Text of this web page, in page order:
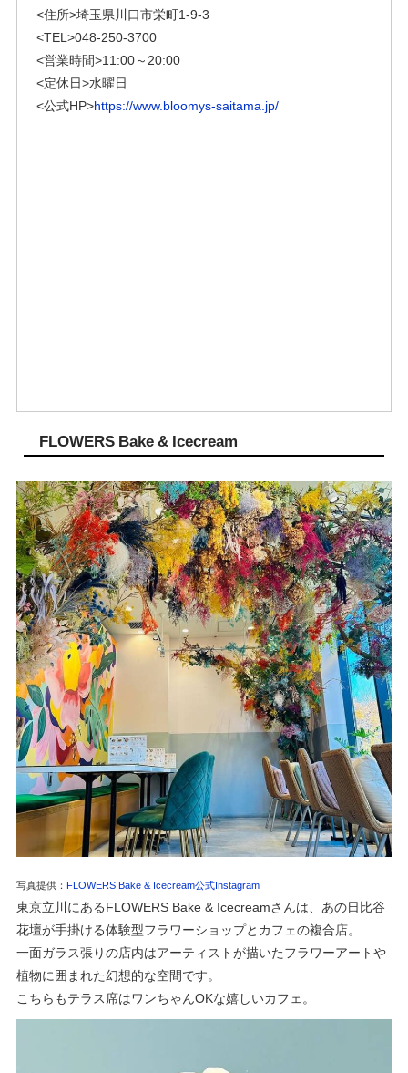
<住所>埼玉県川口市栄町1-9-3
<TEL>048-250-3700
<営業時間>11:00～20:00
<定休日>水曜日
<公式HP>https://www.bloomys-saitama.jp/
FLOWERS Bake & Icecream
写真提供： FLOWERS Bake & Icecream公式Instagram
東京立川にあるFLOWERS Bake & Icecreamさんは、あの日比谷
花壇が手掛ける体験型フラワーショップとカフェの複合店。
一面ガラス張りの店内はアーティストが描いたフラワーアートや
植物に囲まれた幻想的な空間です。
こちらもテラス席はワンちゃんOKな嬉しいカフェ。